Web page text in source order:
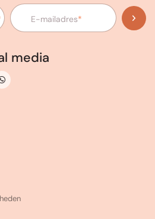
E-mailadres*
media